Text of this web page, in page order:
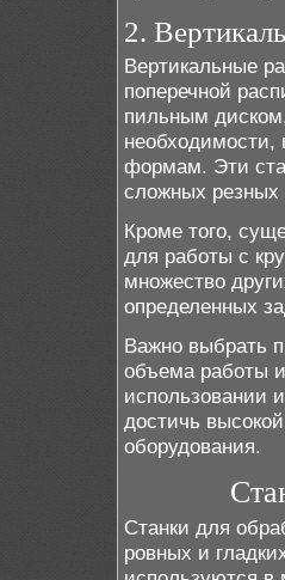
2.
Вертикальные
поперечной
пильным
необходимости,
формам. Эти
сложных резных
Кроме того,
для работы с
множество
определенных
Важно выбрать
объема работы
использовании
достичь
оборудования.
Станки для
ровных и